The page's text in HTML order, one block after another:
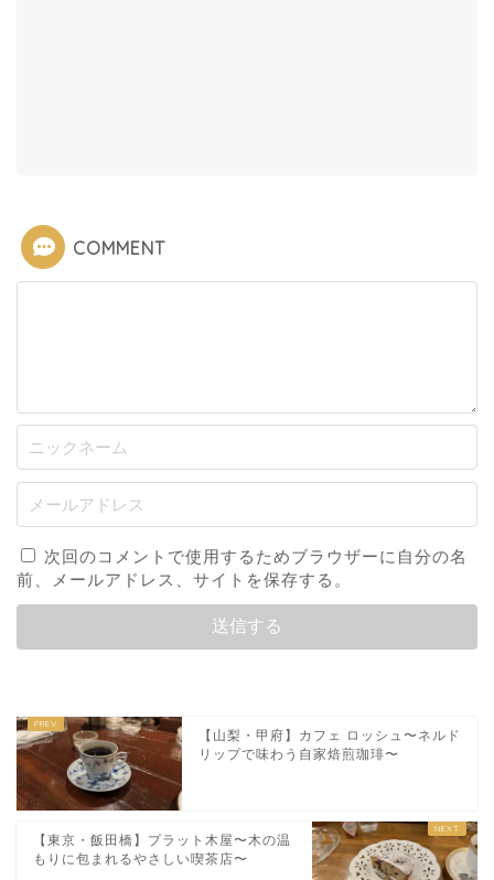
COMMENT
次回のコメントで使用するためブラウザーに自分の名
前、メールアドレス、サイトを保存する。
【山梨・甲府】カフェ ロッシュ〜ネルド
リップで味わう自家焙煎珈琲〜
【東京・飯田橋】プラット木屋〜木の温
もりに包まれるやさしい喫茶店〜